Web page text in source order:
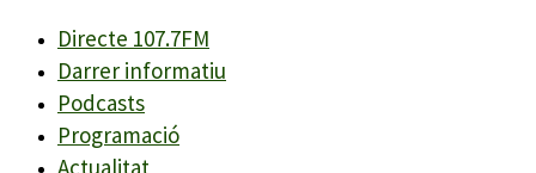
Directe 107.7FM
Darrer informatiu
Podcasts
Programació
Actualitat